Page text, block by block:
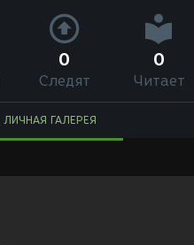
0
Следят
0
Читает
ЛИЧНАЯ ГАЛЕРЕЯ